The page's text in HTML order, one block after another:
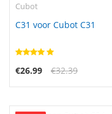
Cubot
C31 voor Cubot C31
€26.99 €32.39